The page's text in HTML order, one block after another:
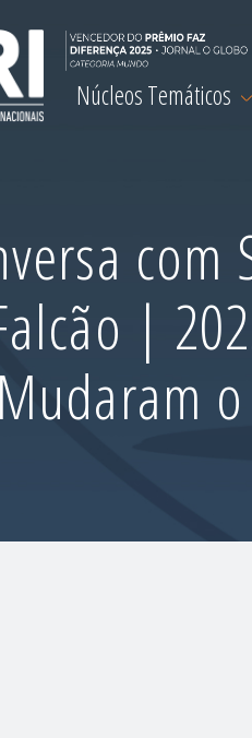
Núcleos Temáticos
|